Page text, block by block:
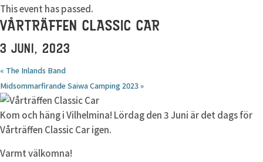
This event has passed.
VÅRTRÄFFEN CLASSIC CAR
3 JUNI, 2023
« The Inlands Band
Midsommarfirande Saiwa Camping 2023»
Kom och häng i Vilhelmina! Lördag den 3 Juni är det dags för
Vårträffen Classic Car igen.
Varmt välkomna!